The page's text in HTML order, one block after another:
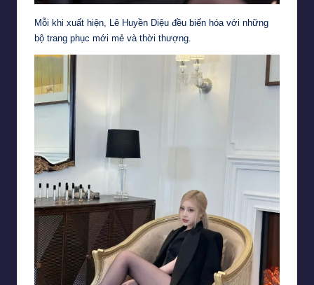
Mỗi khi xuất hiện, Lê Huyền Diệu đều biến hóa với những
bộ trang phục mới mẻ và thời thượng.